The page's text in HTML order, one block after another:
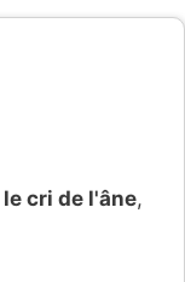
le cri de l'âne,